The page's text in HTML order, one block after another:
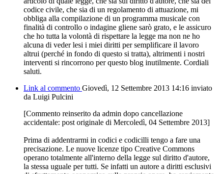
codice civile, che sia di un regolamento di attuazione, mi
obbliga alla compilazione di un programma musicale con
finalità di controllo o indagine gliene sarò grato, e le assicuro
che ho tutta la volontà di rispettare la legge ma non ne ho
alcuna di veder lesi i miei diritti per semplificare il lavoro
altrui (perché in fondo di questo si tratta), altrimenti i nostri
interventi si rincorrono per questo blog inutilmente. Cordiali
saluti.
Link al commento Giovedì, 12 Settembre 2013 14:16 inviato
da Luigi Pulcini
[Commento reinserito da admin dopo cancellazione
accidentale: post originale di Mercoledì, 04 Settembre 2013]
Prima di addentrarmi in codici e codicilli tengo a fare una
precisazione. Le nuove licenze tipo Creative Commons
operano totalmente all'interno della legge sul diritto d'autore,
la stessa uguale per tutti. Se infatti un autore a diritti esclusivi